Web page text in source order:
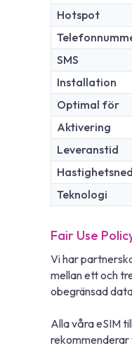
Hotspot
SMS
Installation
Optimal för
Aktivering
Leveranstid
Teknologi
Fair Use
Vi har
mellan ett och
obegränsad
Alla våra eSIM
rekommenderar